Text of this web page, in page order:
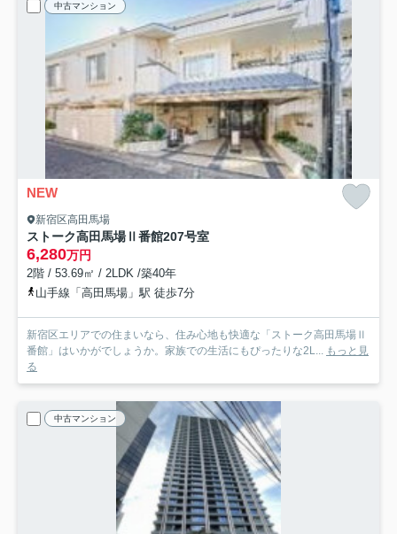
中古マンション
NEW
新宿区高田馬場
ストーク高田馬場Ⅱ番館207号室
6,280万円
2階 / 53.69㎡ / 2LDK /築40年
山手線「高田馬場」駅 徒歩7分
新宿区エリアでの住まいなら、住み心地も快適な「ストーク高田馬場Ⅱ
番館」はいかがでしょうか。家族での生活にもぴったりな2L... もっと見
る
中古マンション